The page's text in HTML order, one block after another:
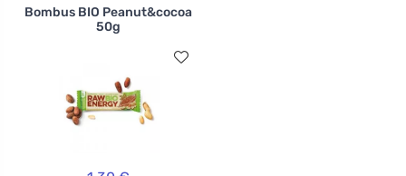
Bombus BIO Peanut&cocoa
50g